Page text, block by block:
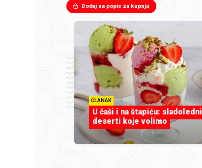
Dodaj na popis za kupnju
ČLANAK
U čaši i na štapiću: sladoledni
deserti koje volimo